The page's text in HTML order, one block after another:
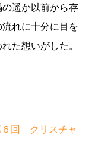
遥か以前から存
れに十分に目を
た想いがした。
６回 クリスチャ